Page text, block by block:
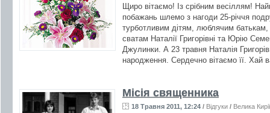
Щиро вітаємо! Із срібним весіллям!
побажань шлемо з нагоди 25-річчя
турботливим дітям, люблячим батькам,
сватам Наталії Григорівні та Юрію
Джулинки. А 23 травня Наталія
народження. Сердечно вітаємо її. Хай
Місія священника
18 Травня 2011, 12:24 / Відгуки / Велика